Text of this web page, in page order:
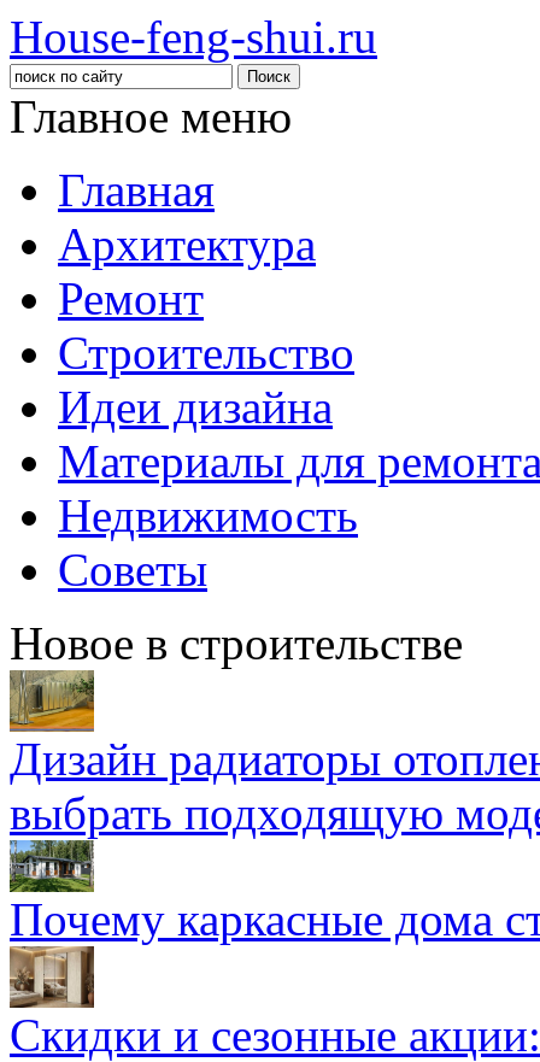
House-feng-shui.ru
Главное меню
Главная
Архитектура
Ремонт
Строительство
Идеи дизайна
Материалы для
Недвижимость
Советы
Новое в строительстве
Дизайн радиаторы
выбрать подходящую
Почему каркасные дома
Скидки и сезонные